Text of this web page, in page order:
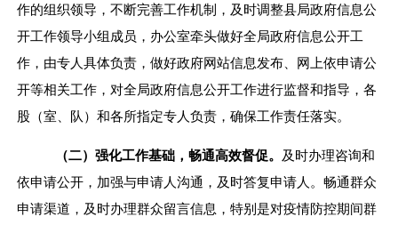
作的组织领导，不断完善工作机制，及时调整县局政府信息公
开工作领导小组成员，办公室牵头做好全局政府信息公开工
作，由专人具体负责，做好政府网站信息发布、网上依申请公
开等相关工作，对全局政府信息公开工作进行监督和指导，各
股（室、队）和各所指定专人负责，确保工作责任落实。
（二）强化工作基础，畅通高效督促。 及时办理咨询和
依申请公开，加强与申请人沟通，及时答复申请人。畅通群众
申请渠道，及时办理群众留言信息，特别是对疫情防控期间群